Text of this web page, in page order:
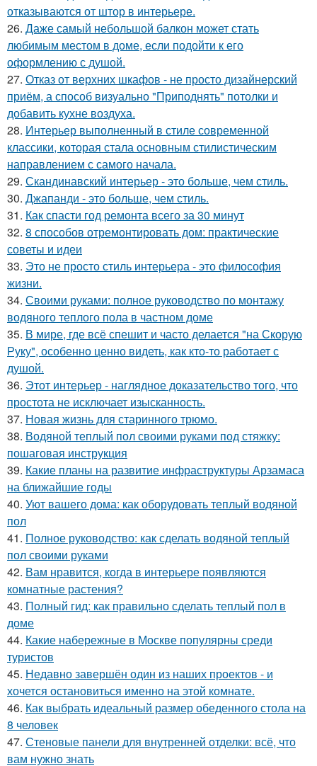
отказываются от штор в интерьере.
26. Даже самый небольшой балкон может стать
любимым местом в доме, если подойти к его
оформлению с душой.
27. Отказ от верхних шкафов - не просто дизайнерский
приём, а способ визуально "Приподнять" потолки и
добавить кухне воздуха.
28. Интерьер выполненный в стиле современной
классики, которая стала основным стилистическим
направлением с самого начала.
29. Скандинавский интерьер - это больше, чем стиль.
30. Джапанди - это больше, чем стиль.
31. Как спасти год ремонта всего за 30 минут
32. 8 способов отремонтировать дом: практические
советы и идеи
33. Это не просто стиль интерьера - это философия
жизни.
34. Своими руками: полное руководство по монтажу
водяного теплого пола в частном доме
35. В мире, где всё спешит и часто делается "на Скорую
Руку", особенно ценно видеть, как кто-то работает с
душой.
36. Этот интерьер - наглядное доказательство того, что
простота не исключает изысканность.
37. Новая жизнь для старинного трюмо.
38. Водяной теплый пол своими руками под стяжку:
пошаговая инструкция
39. Какие планы на развитие инфраструктуры Арзамаса
на ближайшие годы
40. Уют вашего дома: как оборудовать теплый водяной
пол
41. Полное руководство: как сделать водяной теплый
пол своими руками
42. Вам нравится, когда в интерьере появляются
комнатные растения?
43. Полный гид: как правильно сделать теплый пол в
доме
44. Какие набережные в Москве популярны среди
туристов
45. Недавно завершён один из наших проектов - и
хочется остановиться именно на этой комнате.
46. Как выбрать идеальный размер обеденного стола на
8 человек
47. Стеновые панели для внутренней отделки: всё, что
вам нужно знать